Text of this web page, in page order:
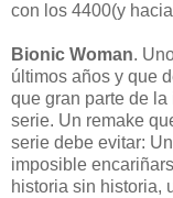
con los 4400(y
Bionic Woman.
últimos años y que
que gran parte de
serie. Un remake
serie debe evitar:
imposible
historia sin historia,